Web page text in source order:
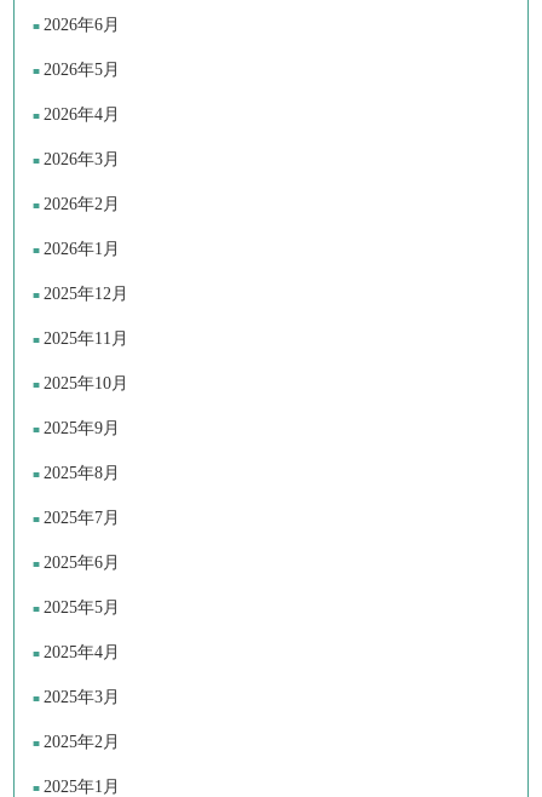
2026年6月
2026年5月
2026年4月
2026年3月
2026年2月
2026年1月
2025年12月
2025年11月
2025年10月
2025年9月
2025年8月
2025年7月
2025年6月
2025年5月
2025年4月
2025年3月
2025年2月
2025年1月